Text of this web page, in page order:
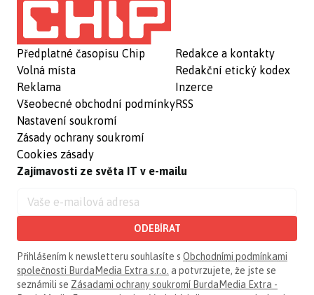
Předplatné časopisu Chip
Volná místa
Reklama
Všeobecné obchodní podmínky
Nastavení soukromí
Zásady ochrany soukromí
Cookies zásady
Redakce a kontakty
Redakční etický kodex
Inzerce
RSS
Zajímavosti ze světa IT v e-mailu
ODEBÍRAT
Přihlášením k newsletteru souhlasíte s Obchodními podmínkami
společnosti BurdaMedia Extra s.r.o. a potvrzujete, že jste se
seznámili se Zásadami ochrany soukromí BurdaMedia Extra -